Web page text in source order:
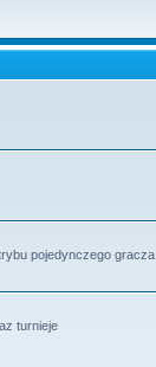
pojedynczego gracza.
turnieje